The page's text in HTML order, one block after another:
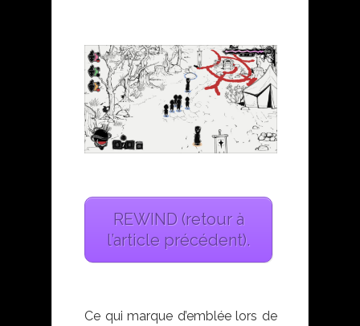
REWIND (retour à
l’article précédent).
Ce qui marque d’emblée lors de